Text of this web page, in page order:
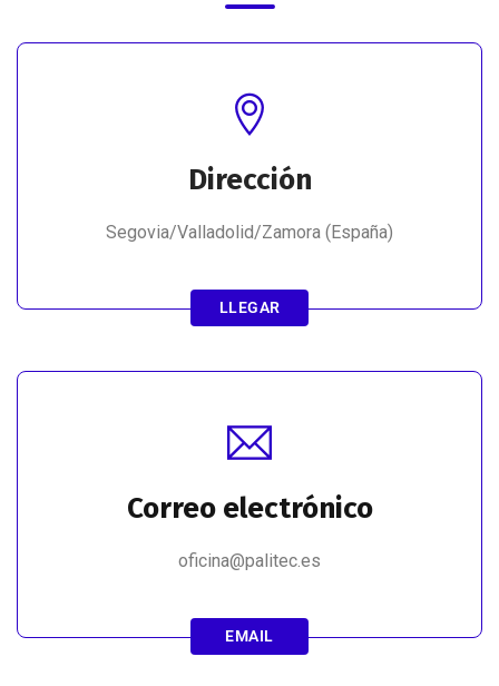
Dirección
Segovia/Valladolid/Zamora (España)
LLEGAR
Correo electrónico
oficina@palitec.es
EMAIL